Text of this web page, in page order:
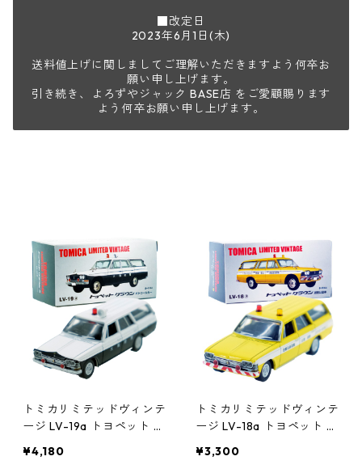
■改定日
2023年6月1日(木)
送料値上げに関しましてご理解いただきますよう何卒お
願い申し上げます。
引き続き、よろずやジャック BASE店 をご愛顧賜ります
よう何卒お願い申し上げます。
トミカリミテッドヴィンテ
ージ LV-19a トヨペット ク
0210146
¥4,180
トミカリミテッドヴィンテ
ージ LV-18a トヨペット ク
0139
¥3,300